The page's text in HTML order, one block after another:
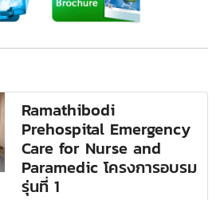
Ramathibodi
Prehospital Emergency
Care for Nurse and
Paramedic โครงการอบรม
รุ่นที่ 1